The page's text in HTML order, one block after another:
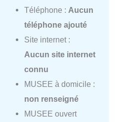
Téléphone : Aucun
téléphone ajouté
Site internet :
Aucun site internet
connu
MUSEE à domicile :
non renseigné
MUSEE ouvert